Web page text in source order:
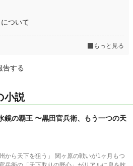
ついて
もっと見る
告する
小説
鏡の覇王 〜黒田官兵衛、もう一つの天
う」 関ヶ原の戦いが1ヶ月もつ